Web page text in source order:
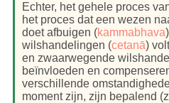
Echter, het gehele proces
het proces dat een wezen
doet afbuigen (kammabhava
wilshandelingen (cetanā)
en zwaarwegende
beïnvloeden en
verschillende
moment zijn, zijn bepalend